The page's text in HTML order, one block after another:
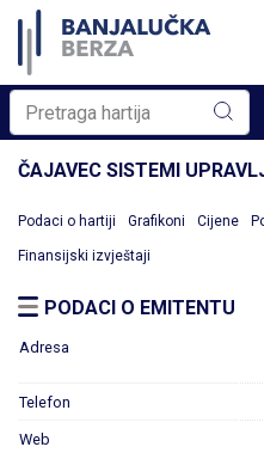
ČAJAVEC SISTEMI
Podaci o hartiji Grafikoni Cijene
Finansijski izvještaji
PODACI O EMITENTU
Adresa
Telefon
Web